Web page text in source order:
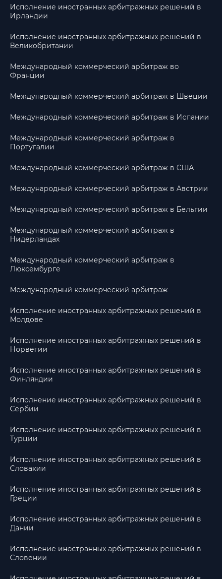
Исполнение иностранных арбитражных решений в
Ирландии
Исполнение иностранных арбитражных решений в
Великобритании
Международный коммерческий арбитраж во
Франции
Международный коммерческий арбитраж в Швеции
Международный коммерческий арбитраж в Испании
Международный коммерческий арбитраж в
Португалии
Международный коммерческий арбитраж в США
Международный коммерческий арбитраж в Австрии
Международный коммерческий арбитраж в Бельгии
Международный коммерческий арбитраж в
Нидерландах
Международный коммерческий арбитраж в
Люксембурге
Международный коммерческий арбитраж
Исполнение иностранных арбитражных решений в
Молдове
Исполнение иностранных арбитражных решений в
Норвегии
Исполнение иностранных арбитражных решений в
Финляндии
Исполнение иностранных арбитражных решений в
Сербии
Исполнение иностранных арбитражных решений в
Турции
Исполнение иностранных арбитражных решений в
Словакии
Исполнение иностранных арбитражных решений в
Греции
Исполнение иностранных арбитражных решений в
Дании
Исполнение иностранных арбитражных решений в
Словении